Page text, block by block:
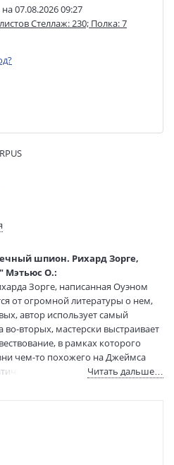
07.08.2026 09:27
Стеллаж: 230; Полка: 7
Н.
П.
переплет
шпион. Рихард Зорге,
Мэтьюс О.:
Зорге, написанная Оуэном
от огромной литературы о нем,
автор использует самый
вторых, мастерски выстраивает
в рамках которого
чем-то похожего на Джеймса
героя —
АНАЛОГОВ ПРИЧИНЯЕТ ВРЕД
Читать дальше…